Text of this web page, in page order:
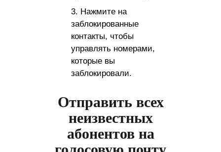
Нажмите на
заблокированные
контакты, чтобы
управлять номерами,
которые вы
заблокировали.
Отправить всех
неизвестных
абонентов на